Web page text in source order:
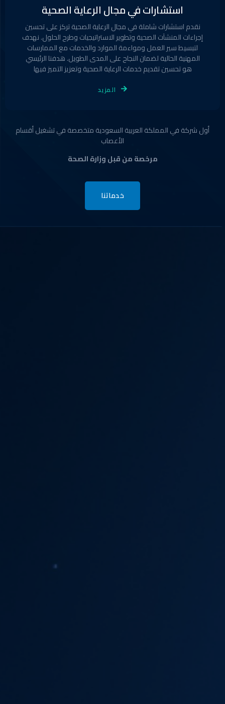
استشارات في مجال الرعاية الصحية
نقدم استشارات شاملة في مجال الرعاية الصحية تركز على تحسين
إجراءات المنشآت الصحية وتطوير الاستراتيجيات وطرح الحلول. نهدف
لتبسيط سير العمل ومواءمة الموارد والخدمات مع الممارسات
المهنية الحالية لضمان النجاح على المدى الطويل. هدفنا الرئيسي
هو تحسين تقديم خدمات الرعاية الصحية وتعزيز التميز فيها
المزيد
أول شركة في المملكة العربية السعودية متخصصة في تشغيل أقسام
الأعصاب
مرخصة من قبل وزارة الصحة
خدماتنا